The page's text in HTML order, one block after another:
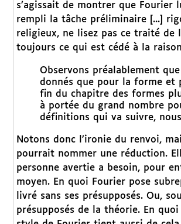
s’agissait de montrer que Fourier
rempli la tâche préliminaire [...]
religieux, ne lisez pas ce traité de
toujours ce qui est cédé à la
Observons préalablement
donnés que pour la forme et
fin du chapitre des formes
à portée du grand nombre
définitions qui va suivre,
Notons donc l’ironie du renvoi,
pourrait nommer une réduction.
personne avertie a besoin, pour
moyen. En quoi Fourier pose
livré sans ses présupposés. Ou,
présupposés de la théorie. En